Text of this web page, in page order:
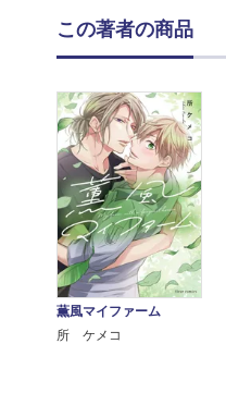
この著者の商品
薫風マイファーム
所 ケメコ